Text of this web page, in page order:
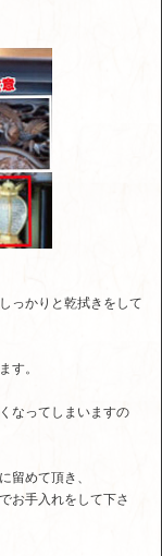
っかりと乾拭きをして
す。
なってしまいますの
留めて頂き、
お手入れをして下さ